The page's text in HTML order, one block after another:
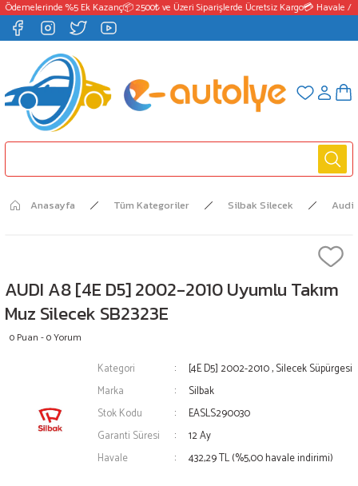
%5 Ek Kazanç📦 2500₺ ve Üzeri Siparişlerde Ücretsiz Kargo💳 Havale /
Anasayfa Tüm Kategoriler Silbak Silecek Audi
AUDI A8 [4E D5] 2002-2010 Uyumlu Takım
Muz Silecek SB2323E
0 Puan - 0 Yorum
Kategori [4E D5] 2002-2010,Silecek Süpürgesi
Marka
Silbak
Stok Kodu
EASLS290030
Garanti Süresi
12 Ay
Havale
432,29 TL (%5,00 havale indirimi)